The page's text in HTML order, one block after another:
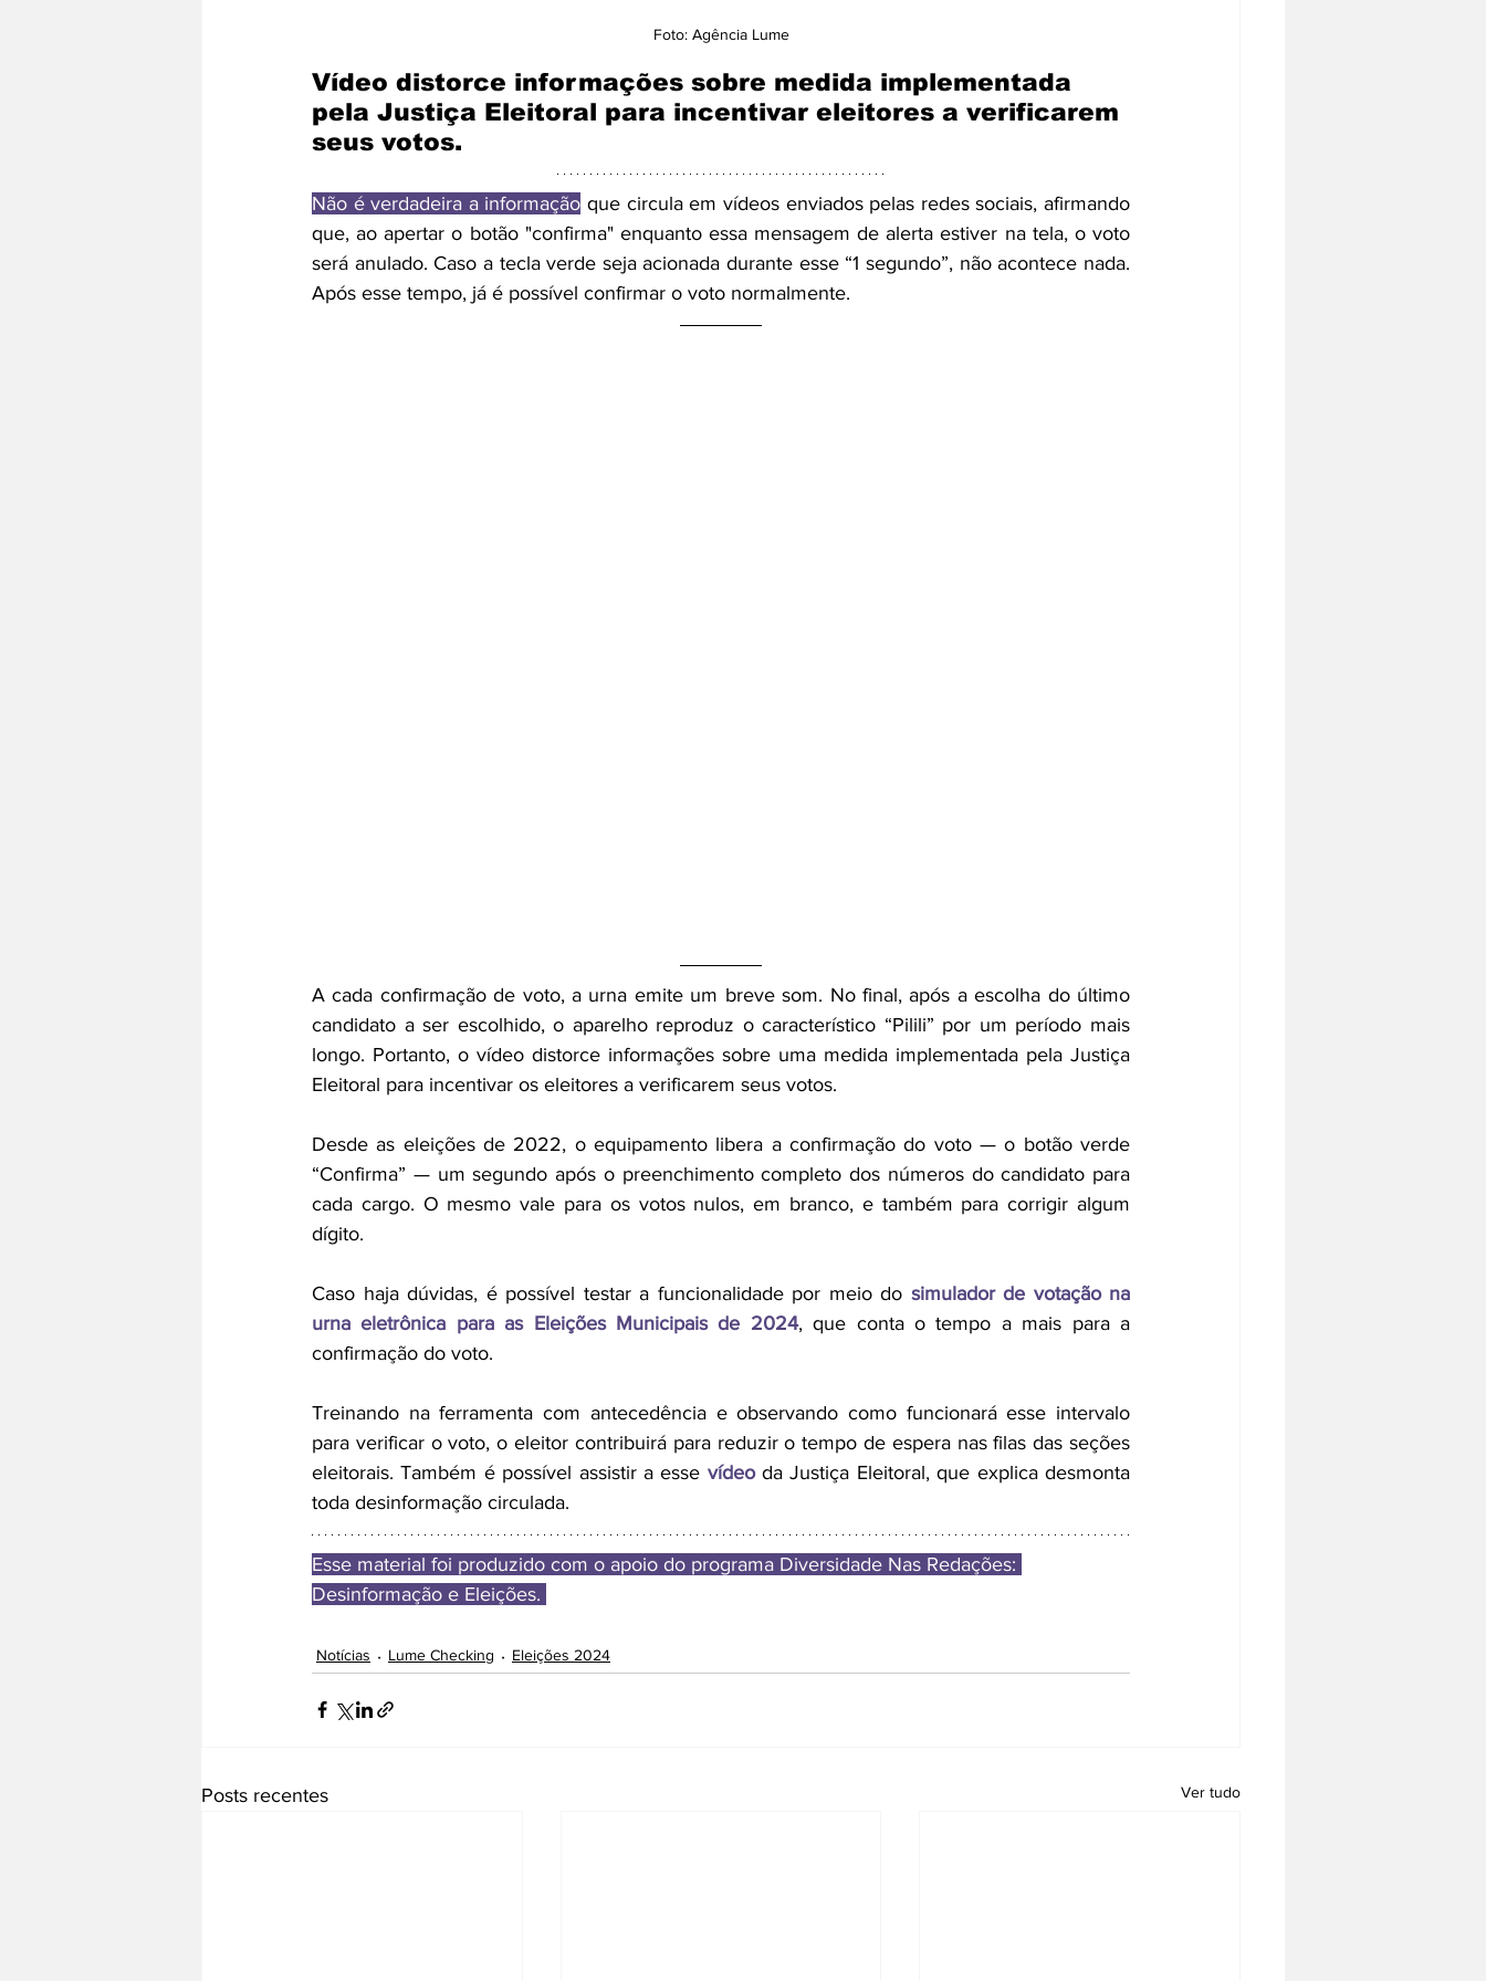
Foto: Agência Lume
Vídeo distorce informações sobre medida implementada
pela Justiça Eleitoral para incentivar eleitores a verificarem
seus votos.
Não é verdadeira a informação que circula em vídeos enviados pelas redes sociais, afirmando
que, ao apertar o botão "confirma" enquanto essa mensagem de alerta estiver na tela, o voto
será anulado. Caso a tecla verde seja acionada durante esse “1 segundo”, não acontece nada.
Após esse tempo, já é possível confirmar o voto normalmente.
A cada confirmação de voto, a urna emite um breve som. No final, após a escolha do último
candidato a ser escolhido, o aparelho reproduz o característico “Pilili” por um período mais
longo. Portanto, o vídeo distorce informações sobre uma medida implementada pela Justiça
Eleitoral para incentivar os eleitores a verificarem seus votos.
Desde as eleições de 2022, o equipamento libera a confirmação do voto — o botão verde
“Confirma” — um segundo após o preenchimento completo dos números do candidato para
cada cargo. O mesmo vale para os votos nulos, em branco, e também para corrigir algum
dígito.
Caso haja dúvidas, é possível testar a funcionalidade por meio do simulador de votação na
urna eletrônica para as Eleições Municipais de 2024, que conta o tempo a mais para a
confirmação do voto.
Treinando na ferramenta com antecedência e observando como funcionará esse intervalo
para verificar o voto, o eleitor contribuirá para reduzir o tempo de espera nas filas das seções
eleitorais. Também é possível assistir a esse vídeo da Justiça Eleitoral, que explica desmonta
toda desinformação circulada.
Esse material foi produzido com o apoio do programa Diversidade Nas Redações:
Desinformação e Eleições.
Notícias Lume Checking Eleições 2024
Posts recentes Ver tudo